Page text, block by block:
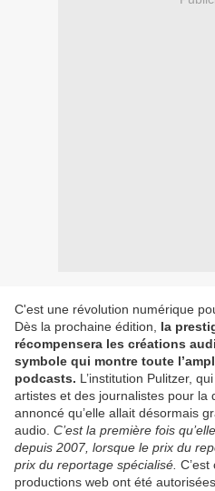
C'est une révolution numérique
Dès la prochaine édition,
la
récompensera les créations
symbole qui montre toute
podcasts. L’institution Pulitzer,
artistes et des journalistes pour
annoncé qu’elle allait désormais
audio. C’est la première fois
depuis 2007, lorsque le prix du
prix du reportage spécialisé.
productions web ont été